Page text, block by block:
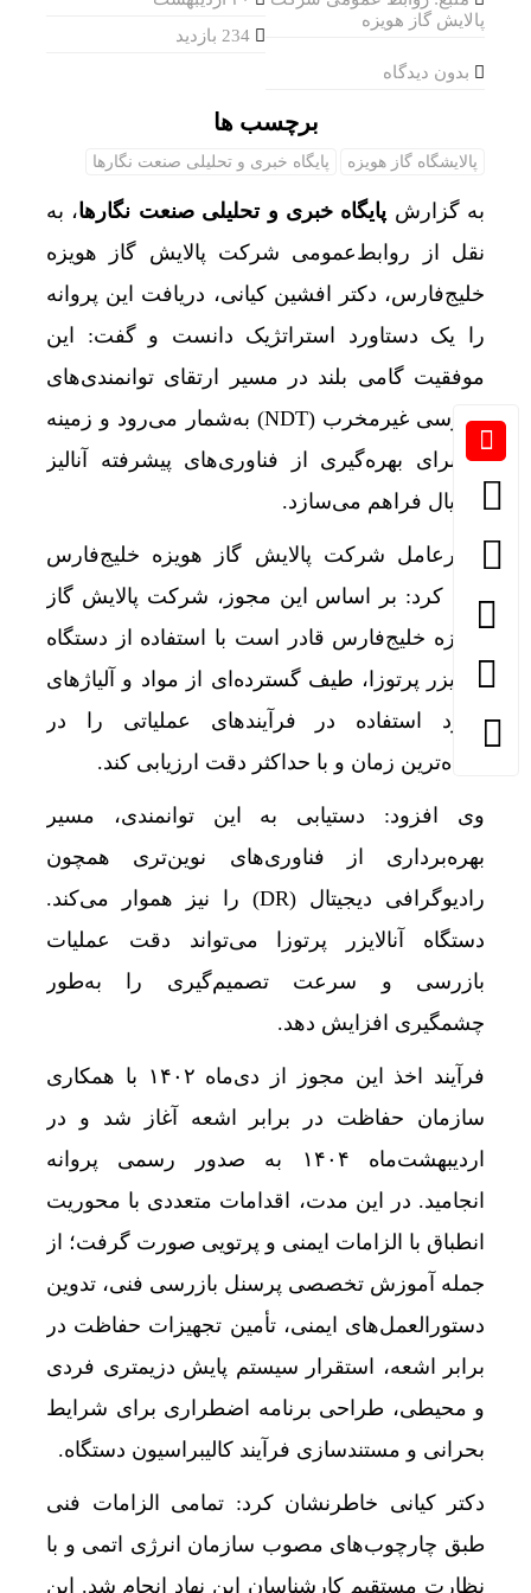
پالایش گاز هویزه
بدون دیدگاه
برچسب ها
پالایشگاه گاز هویزه پایگاه خبری و تحلیلی صنعت نگارها
به گزارش پایگاه خبری و تحلیلی صنعت نگارها، به
نقل از روابط‌عمومی شرکت پالایش گاز هویزه
خلیج‌فارس، دکتر افشین کیانی، دریافت این پروانه
را یک دستاورد استراتژیک دانست و گفت: این
موفقیت گامی بلند در مسیر ارتقای توانمندی‌های
بازرسی غیرمخرب (NDT) به‌شمار می‌رود و زمینه‌
را برای بهره‌گیری از فناوری‌های پیشرفته آنالیز
متریال فراهم می‌سازد.
مدیرعامل شرکت پالایش گاز هویزه خلیج‌فارس
بیان کرد: بر اساس این مجوز، شرکت پالایش گاز
هویزه خلیج‌فارس قادر است با استفاده از دستگاه
آنالایزر پرتوزا، طیف گسترده‌ای از مواد و آلیاژهای
مورد استفاده در فرآیندهای عملیاتی را در
کوتاه‌ترین زمان و با حداکثر دقت ارزیابی کند.
وی افزود: دستیابی به این توانمندی، مسیر
بهره‌برداری از فناوری‌های نوین‌تری همچون
رادیوگرافی دیجیتال (DR) را نیز هموار می‌کند.
دستگاه آنالایزر پرتوزا می‌تواند دقت عملیات
بازرسی و سرعت تصمیم‌گیری را به‌طور
چشمگیری افزایش دهد.
فرآیند اخذ این مجوز از دی‌ماه ۱۴۰۲ با همکاری
سازمان حفاظت در برابر اشعه آغاز شد و در
اردیبهشت‌ماه ۱۴۰۴ به صدور رسمی پروانه
انجامید. در این مدت، اقدامات متعددی با محوریت
انطباق با الزامات ایمنی و پرتویی صورت گرفت؛ از
جمله آموزش تخصصی پرسنل بازرسی فنی، تدوین
دستورالعمل‌های ایمنی، تأمین تجهیزات حفاظت در
برابر اشعه، استقرار سیستم پایش دزیمتری فردی
و محیطی، طراحی برنامه اضطراری برای شرایط
بحرانی و مستندسازی فرآیند کالیبراسیون دستگاه.
دکتر کیانی خاطرنشان کرد: تمامی الزامات فنی
طبق چارچوب‌های مصوب سازمان انرژی اتمی و با
نظارت مستقیم کارشناسان این نهاد انجام شد. این